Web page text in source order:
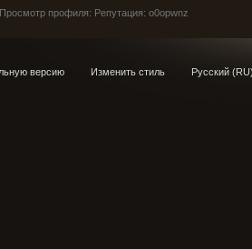
Просмотр профиля: Репутация: o0opwnz
версию Изменить стиль Русский